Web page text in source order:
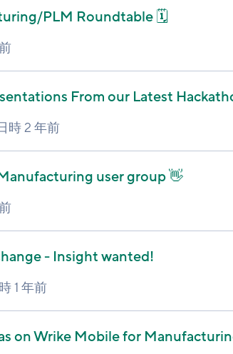
PLM Roundtable 🗓️
From our Latest
時2 年前
user group 👋
- Insight wanted!
1 年前
on Wrike Mobile for